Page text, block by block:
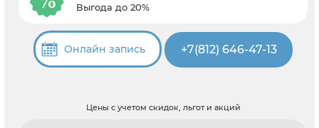
Выгода до 20%
Онлайн запись +7(812) 646-47-13
Цены с учетом скидок, льгот и акций